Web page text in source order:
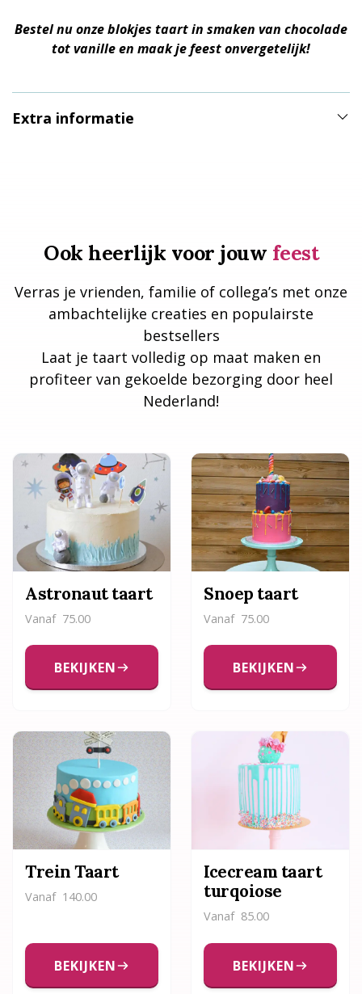
Bestel nu onze blokjes taart in smaken van chocolade
tot vanille en maak je feest onvergetelijk!
Extra informatie
Ook heerlijk voor jouw feest
Verras je vrienden, familie of collega’s met onze
ambachtelijke creaties en populairste
bestsellers
Laat je taart volledig op maat maken en
profiteer van gekoelde bezorging door heel
Nederland!
Astronaut taart
Vanaf 75.00
BEKIJKEN
Snoep taart
Vanaf 75.00
BEKIJKEN
Trein Taart
Vanaf 140.00
BEKIJKEN
Icecream taart
turqoiose
Vanaf 85.00
BEKIJKEN